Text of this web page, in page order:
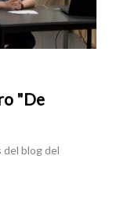
"De
blog del